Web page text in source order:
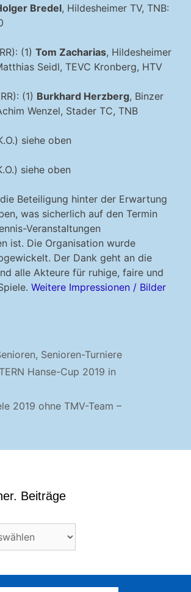
Bredel, Hildesheimer TV, TNB:
(1) Tom Zacharias, Hildesheimer
Seidl, TEVC Kronberg, HTV
(1) Burkhard Herzberg, Binzer
Wenzel, Stader TC, TNB
siehe oben
siehe oben
Beteiligung hinter der Erwartung
was sicherlich auf den Termin
Veranstaltungen
ist. Die Organisation wurde
Der Dank geht an die
alle Akteure für ruhige, faire und
Weitere Impressionen / Bilder
, Senioren-Turniere
Hanse-Cup 2019 in
2019 ohne TMV-Team –
Beiträge